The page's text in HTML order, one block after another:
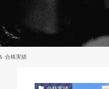
合格実績